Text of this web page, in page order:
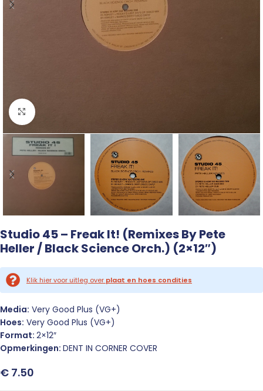
Click to enlarge
Studio 45 – Freak It! (Remixes By Pete
Heller / Black Science Orch.) (2×12″)
Klik hier voor uitleg over plaat en hoes condities
Media: Very Good Plus (VG+)
Hoes: Very Good Plus (VG+)
Format: 2×12″
Opmerkingen: DENT IN CORNER COVER
€ 7.50